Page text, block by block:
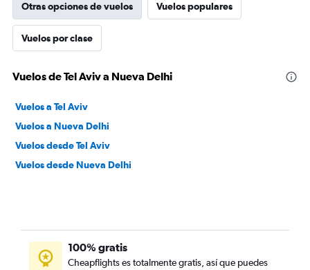
Otras opciones de vuelos Vuelos populares
Vuelos por clase
Vuelos de Tel Aviv a Nueva Delhi
Vuelos a Tel Aviv
Vuelos a Nueva Delhi
Vuelos desde Tel Aviv
Vuelos desde Nueva Delhi
100% gratis
Cheapflights es totalmente gratis, así que puedes